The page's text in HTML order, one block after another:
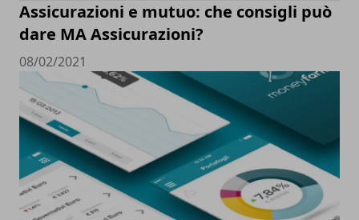
Assicurazioni e mutuo: che consigli può
dare MA Assicurazioni?
08/02/2021